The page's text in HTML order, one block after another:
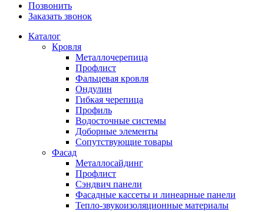
Позвонить
Заказать звонок
Каталог
Кровля
Металлочерепица
Профлист
Фальцевая кровля
Ондулин
Гибкая черепица
Профиль
Водосточные системы
Доборные элементы
Сопутствующие товары
Фасад
Металлосайдинг
Профлист
Сэндвич панели
Фасадные кассеты и линеарные панели
Тепло-звукоизоляционные материалы